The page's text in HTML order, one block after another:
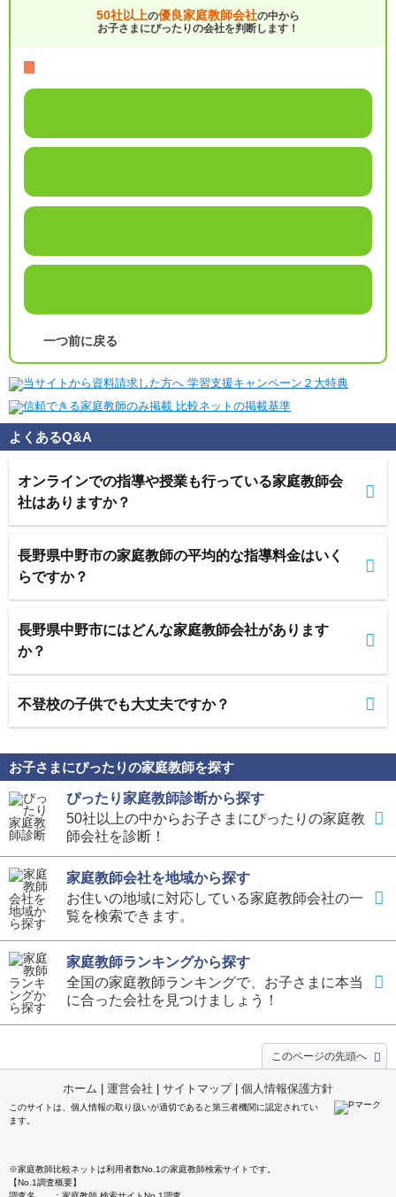
50社以上の優良家庭教師会社の中から
お子さまにぴったりの会社を判断します！
一つ前に戻る
よくあるQ&A
オンラインでの指導や授業も行っている家庭教師会
社はありますか？
長野県中野市の家庭教師の平均的な指導料金はいく
らですか？
長野県中野市にはどんな家庭教師会社があります
か？
不登校の子供でも大丈夫ですか？
お子さまにぴったりの家庭教師を探す
ぴったり家庭教師診断から探す
50社以上の中からお子さまにぴったりの家庭教
師会社を診断！
家庭教師会社を地域から探す
お住いの地域に対応している家庭教師会社の一
覧を検索できます。
家庭教師ランキングから探す
全国の家庭教師ランキングで、お子さまに本当
に合った会社を見つけましょう！
このページの先頭へ
ホーム 運営会社 サイトマップ| 個人情報保護方針
このサイトは、個人情報の取り扱いが適切であると第三者機関に認定されてい
ます。
※家庭教師比較ネットは利用者数No.1の家庭教師検索サイトです。
【No.1調査概要】